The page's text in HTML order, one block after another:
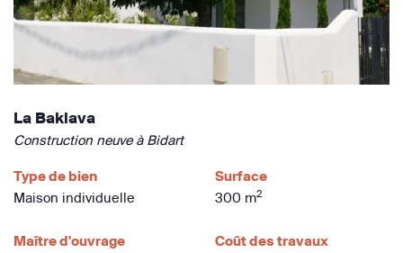
La Baklava
Construction neuve à Bidart
Type de bien
Maison individuelle
Surface
300 m2
Maître d'ouvrage
Coût des travaux